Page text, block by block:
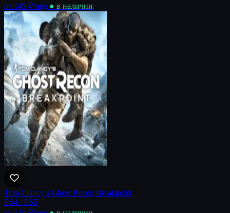
от 149 ₽/нед ● в наличии
Tom Clancy’s Ghost Recon Breakpoint
PS4 · PS5